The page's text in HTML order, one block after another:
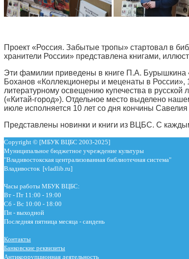
Проект «Россия. Забытые тропы» стартовал в
хранители России» представлена книгами,
Эти фамилии приведены в книге П.А. Бурышкина
Боханов «Коллекционеры и меценаты в
литературному освещению купечества в
(«Китай-город»). Отдельное место выделено
июле исполняется 10 лет со дня кончины
Представлены новинки и книги из ВЦБС. С
Copyright © [МБУК ВЦБС 2003-2025]
Муниципальное бюджетное учреждение культуры
"Владивостокская централизованная библиотечная система"
Владивосток [vladlib.ru]
Часы работы МБУК ВЦБС:
Вт - Пт 11:00 - 19:00
Сб - Вс 10:00 - 18:00
Пн - выходной
Последняя пятница месяца - сандень
Контакты
Банковские реквизиты
Антикоррупционная деятельность